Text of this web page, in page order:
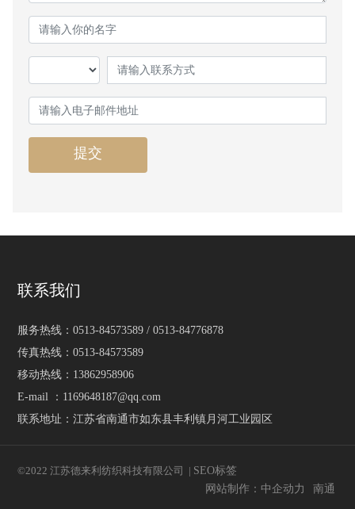
提交
联系我们
服务热线：0513-84573589 /0513-84776878
传真热线：0513-84573589
移动热线： 13862958906
E-mail ： 1169648187@qq.com
联系地址：江苏省南通市如东县丰利镇月河工业园区
©2022 江苏德来利纺织科技有限公司 | SEO标签
网站制作：中企动力
南通